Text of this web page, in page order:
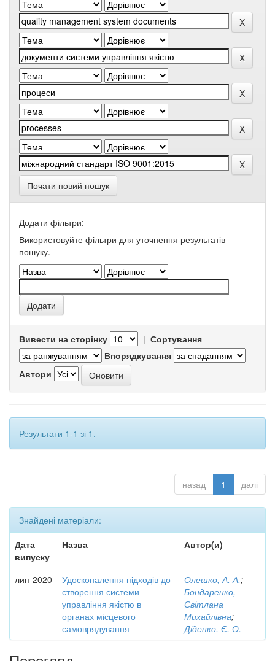
Почати новий пошук
Додати фільтри:
Використовуйте фільтри для уточнення результатів
пошуку.
Вивести на сторінку | Сортування
Впорядкування
Автори
Результати 1-1 зі 1.
назад 1 далі
Знайдені матеріали:
Дата
випуску
Назва Автор(и)
лип-2020
Удосконалення підходів до
створення системи
управління якістю в
органах місцевого
самоврядування
Олешко, А. А.;
Бондаренко,
Світлана
Михайлівна;
Діденко, Є. О.